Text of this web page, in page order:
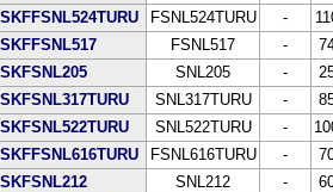
SKFFSNL524TURU
FSNL524TURU -
SKFFSNL517
FSNL517 -
SKFSNL205
SNL205 -
SKFSNL317TURU
SNL317TURU -
SKFSNL522TURU
SNL522TURU -
SKFFSNL616TURU
FSNL616TURU -
SKFSNL212
SNL212 -